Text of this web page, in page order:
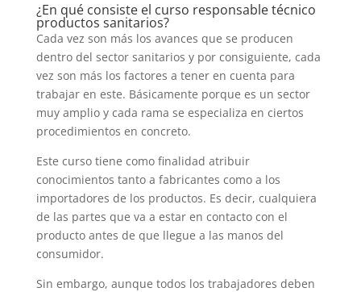
¿En qué consiste el curso responsable técnico
productos sanitarios?
Cada vez son más los avances que se producen
dentro del sector sanitarios y por consiguiente, cada
vez son más los factores a tener en cuenta para
trabajar en este. Básicamente porque es un sector
muy amplio y cada rama se especializa en ciertos
procedimientos en concreto.
Este curso tiene como finalidad atribuir
conocimientos tanto a fabricantes como a los
importadores de los productos. Es decir, cualquiera
de las partes que va a estar en contacto con el
producto antes de que llegue a las manos del
consumidor.
Sin embargo, aunque todos los trabajadores deben